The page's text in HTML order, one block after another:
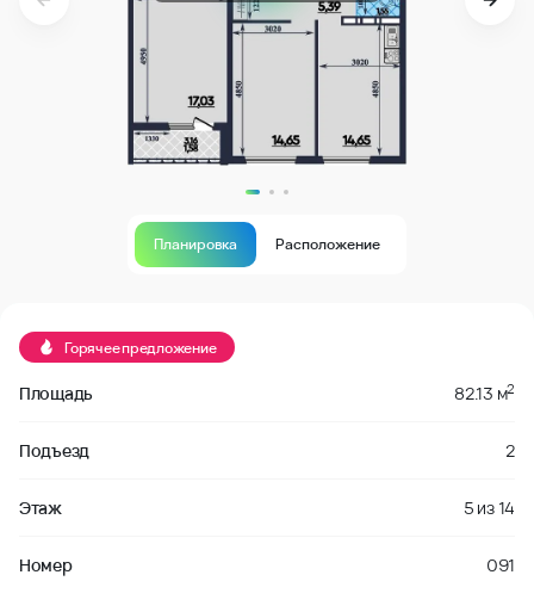
Планировка Расположение
Горячее предложение
Площадь 82.13 м2
Подъезд 2
Этаж 5 из14
Номер 091